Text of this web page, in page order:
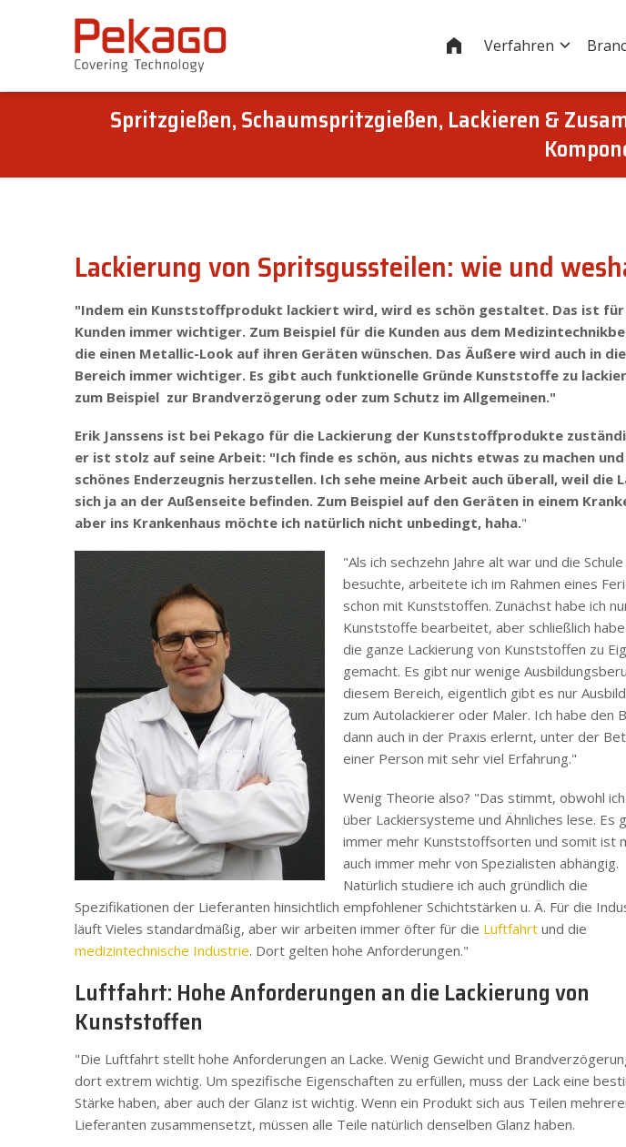
the
Startseite
Verfahren
Spritzgießen, Schaumspritzgießen, Lackieren &
Lackierung von Spritsgussteilen: wie und
"Indem ein Kunststoffprodukt lackiert wird, wird es schön gestaltet. Das ist für
Kunden immer wichtiger. Zum Beispiel für die Kunden aus dem
die einen Metallic-Look auf ihren Geräten wünschen. Das Äußere wird auch in
Bereich immer wichtiger. Es gibt auch funktionelle Gründe Kunststoffe zu
zum Beispiel zur Brandverzögerung oder zum Schutz im Allgemeinen."
Erik Janssens ist bei Pekago für die Lackierung der Kunststoffprodukte
er ist stolz auf seine Arbeit: "Ich finde es schön, aus nichts etwas zu machen
schönes Enderzeugnis herzustellen. Ich sehe meine Arbeit auch überall, weil die
sich ja an der Außenseite befinden. Zum Beispiel auf den Geräten in einem
aber ins Krankenhaus möchte ich natürlich nicht unbedingt, haha."
"Als ich sechzehn Jahre alt war und die Schule
besuchte, arbeitete ich im Rahmen eines
schon mit Kunststoffen. Zunächst habe ich
Kunststoffe bearbeitet, aber schließlich
die ganze Lackierung von Kunststoffen zu
gemacht. Es gibt nur wenige
diesem Bereich, eigentlich gibt es nur
zum Autolackierer oder Maler. Ich habe den
dann auch in der Praxis erlernt, unter der
einer Person mit sehr viel Erfahrung."
Wenig Theorie also? "Das stimmt, obwohl
über Lackiersysteme und Ähnliches lese. Es
immer mehr Kunststoffsorten und somit ist
auch immer mehr von Spezialisten abhängig.
Natürlich studiere ich auch gründlich die
Spezifikationen der Lieferanten hinsichtlich empfohlener Schichtstärken u. Ä. Für die
läuft Vieles standardmäßig, aber wir arbeiten immer öfter für die Luftfahrt und die
medizintechnische Industrie. Dort gelten hohe Anforderungen."
Luftfahrt: Hohe Anforderungen an die Lackierung von
Kunststoffen
"Die Luftfahrt stellt hohe Anforderungen an Lacke. Wenig Gewicht und
dort extrem wichtig. Um spezifische Eigenschaften zu erfüllen, muss der Lack eine
Stärke haben, aber auch der Glanz ist wichtig. Wenn ein Produkt sich aus Teilen
Lieferanten zusammensetzt, müssen alle Teile natürlich denselben Glanz haben.